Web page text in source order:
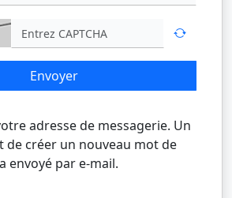
Envoyer
adresse de messagerie. Un
de créer un nouveau mot de
envoyé par e-mail.